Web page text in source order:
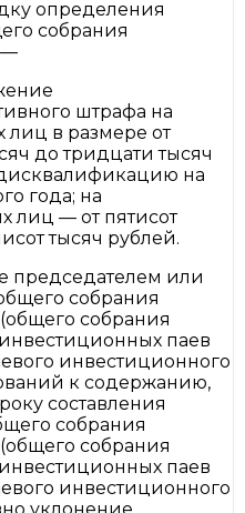
определения
собрания
—
штрафа на
лиц в размере от
до тридцати тысяч
на
года; на
лиц — от пятисот
тысяч рублей.
председателем или
собрания
собрания
паев
инвестиционного
к содержанию,
составления
собрания
собрания
паев
инвестиционного